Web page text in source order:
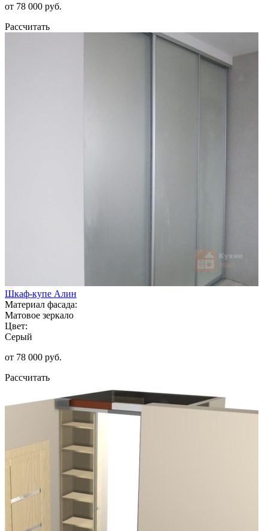
от 78 000 руб.
Рассчитать
Шкаф-купе Алин
Материал фасада:
Матовое зеркало
Цвет:
Серый
от 78 000 руб.
Рассчитать